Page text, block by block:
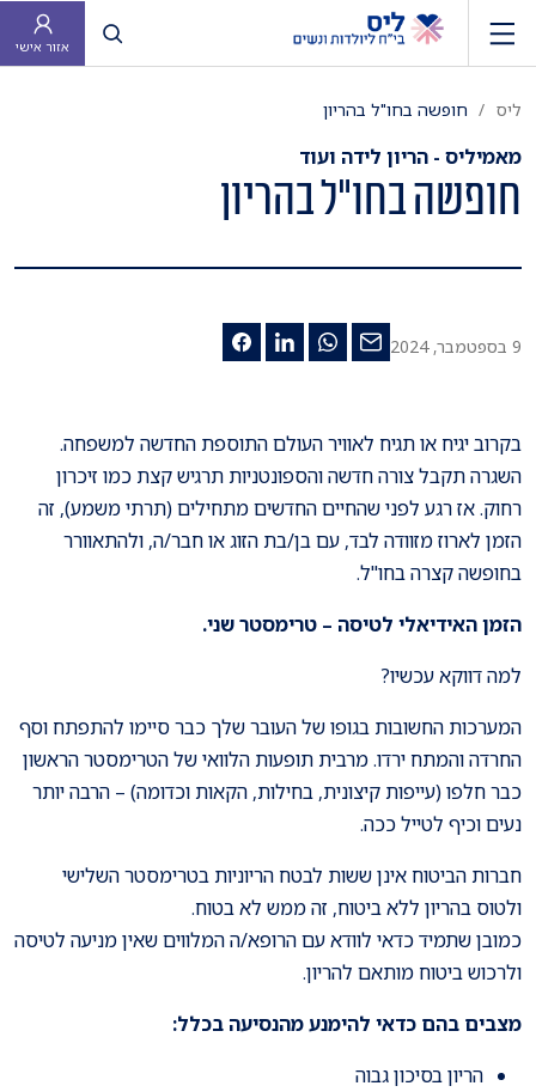
פתח חיפוש
אזור אישי
ליס ​חופשה בחו"ל בהריון
מאמיליס - הריון לידה ועוד
​חופשה בחו"ל בהריון
9 בספטמבר, 2024
בקרוב יגיח או תגיח לאוויר העולם התוספת החדשה למשפחה.
השגרה תקבל צורה חדשה והספונטניות תרגיש קצת כמו זיכרון
רחוק. אז רגע לפני שהחיים החדשים מתחילים (תרתי משמע), זה
הזמן לארוז מזוודה לבד, עם בן/בת הזוג או חבר/ה, ולהתאוורר
בחופשה קצרה בחו"ל.
הזמן האידיאלי לטיסה – טרימסטר שני.
למה דווקא עכשיו?
המערכות החשובות בגופו של העובר שלך כבר סיימו להתפתח וסף
החרדה והמתח ירדו. מרבית תופעות הלוואי של הטרימסטר הראשון
כבר חלפו (עייפות קיצונית, בחילות, הקאות וכדומה) – הרבה יותר
נעים וכיף לטייל ככה.
חברות הביטוח אינן ששות לבטח הריוניות בטרימסטר השלישי
ולטוס בהריון ללא ביטוח, זה ממש לא בטוח.
כמובן שתמיד כדאי לוודא עם הרופא/ה המלווים שאין מניעה לטיסה
ולרכוש ביטוח מותאם להריון.
מצבים בהם כדאי להימנע מהנסיעה בכלל:
הריון בסיכון גבוה